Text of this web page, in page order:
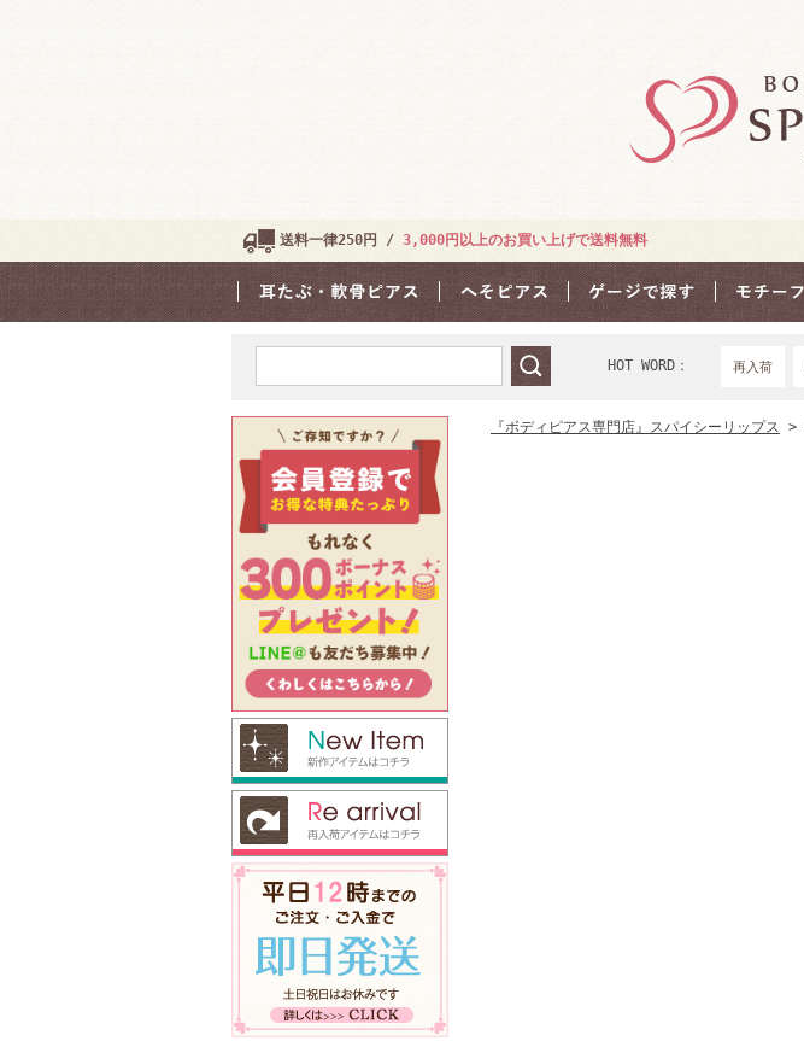
送料一律250円 / 3,000円以上のお買い上げで送料無料
HOT WORD： 再入荷
『ボディピアス専門店』スパイシーリップス >